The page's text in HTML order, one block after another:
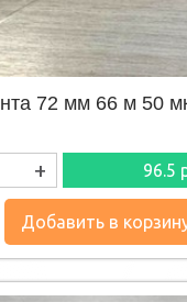
72 мм 66 м 50
+ 96.5
Добавить в